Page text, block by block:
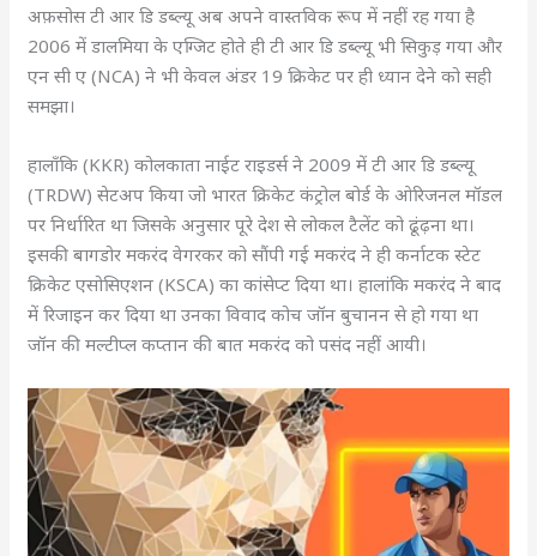
अफ़सोस टी आर डि डब्ल्यू अब अपने वास्तविक रूप में नहीं रह गया है
2006 में डालमिया के एग्जिट होते ही टी आर डि डब्ल्यू भी सिकुड़ गया और
एन सी ए (NCA) ने भी केवल अंडर 19 क्रिकेट पर ही ध्यान देने को सही
समझा।
हालाँकि (KKR) कोलकाता नाईट राइडर्स ने 2009 में टी आर डि डब्ल्यू
(TRDW) सेटअप किया जो भारत क्रिकेट कंट्रोल बोर्ड के ओरिजनल मॉडल
पर निर्धारित था जिसके अनुसार पूरे देश से लोकल टैलेंट को ढूंढ़ना था।
इसकी बागडोर मकरंद वेगरकर को सौंपी गई मकरंद ने ही कर्नाटक स्टेट
क्रिकेट एसोसिएशन (KSCA) का कांसेप्ट दिया था। हालांकि मकरंद ने बाद
में रिजाइन कर दिया था उनका विवाद कोच जॉन बुचानन से हो गया था
जॉन की मल्टीप्ल कप्तान की बात मकरंद को पसंद नहीं आयी।